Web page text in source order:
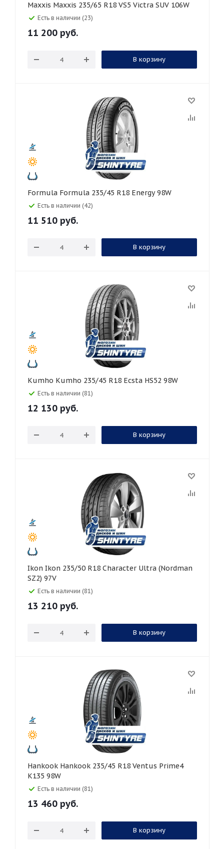
Maxxis Maxxis 235/65 R18 VS5 Victra SUV 106W
Есть в наличии (23)
11 200 руб.
В корзину
Formula Formula 235/45 R18 Energy 98W
Есть в наличии (42)
11 510 руб.
В корзину
Kumho Kumho 235/45 R18 Ecsta HS52 98W
Есть в наличии (81)
12 130 руб.
В корзину
Ikon Ikon 235/50 R18 Character Ultra (Nordman
SZ2) 97V
Есть в наличии (81)
13 210 руб.
В корзину
Hankook Hankook 235/45 R18 Ventus Prime4
K135 98W
Есть в наличии (81)
13 460 руб.
В корзину